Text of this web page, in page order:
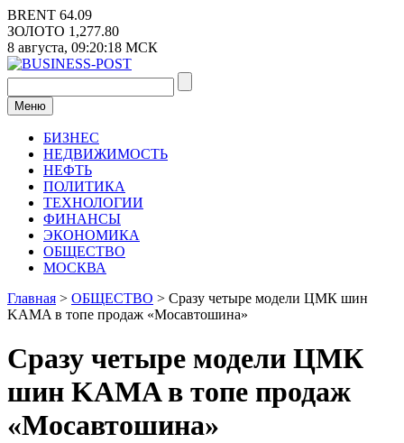
Перейти
к
содержимому
BRENT 64.09
ЗОЛОТО 1,277.80
8 августа, 09:20:18 МСК
Меню
БИЗНЕС
НЕДВИЖИМОСТЬ
НЕФТЬ
ПОЛИТИКА
ТЕХНОЛОГИИ
ФИНАНСЫ
ЭКОНОМИКА
ОБЩЕСТВО
МОСКВА
Главная > ОБЩЕСТВО > Сразу четыре модели ЦМК шин
KAMA в топе продаж «Мосавтошина»
Сразу четыре модели ЦМК
шин KAMA в топе продаж
«Мосавтошина»